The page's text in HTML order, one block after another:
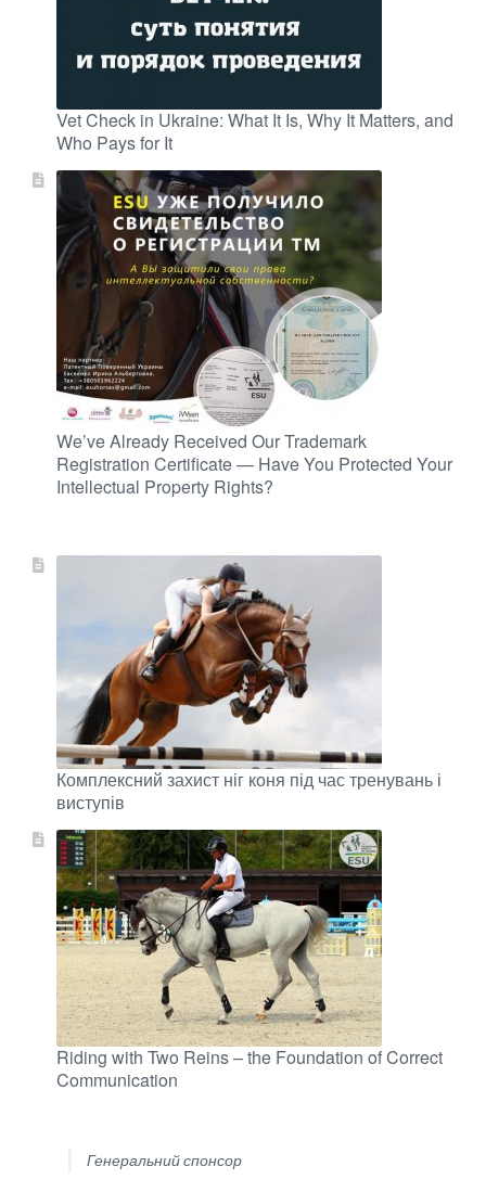
Vet Check in Ukraine: What It Is, Why It Matters, and
Who Pays for It
We’ve Already Received Our Trademark
Registration Certificate — Have You Protected Your
Intellectual Property Rights?
Комплексний захист ніг коня під час тренувань і
виступів
Riding with Two Reins – the Foundation of Correct
Communication
Генеральний спонсор